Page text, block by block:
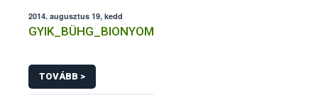
2014. augusztus 19, kedd
GYIK_BÜHG_BIONYOM
TOVÁBB >